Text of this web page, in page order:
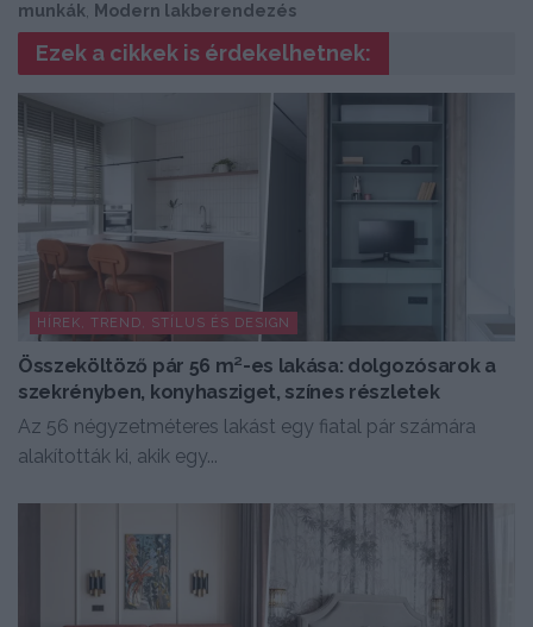
munkák, Modern lakberendezés
Ezek a cikkek is érdekelhetnek:
HÍREK, TREND, STÍLUS ÉS DESIGN
Összeköltöző pár 56 m²-es lakása: dolgozósarok a
szekrényben, konyhasziget, színes részletek
Az 56 négyzetméteres lakást egy fiatal pár számára
alakították ki, akik egy...